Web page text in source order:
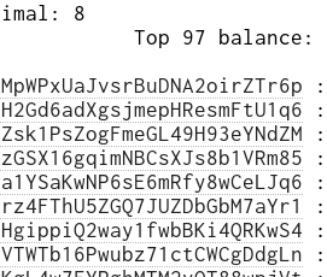
8
Top 97 balance:
:
:
:
:
:
:
:
: